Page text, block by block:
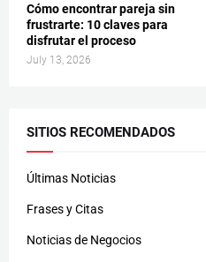
Cómo encontrar pareja sin
frustrarte: 10 claves para
disfrutar el proceso
July 13, 2026
SITIOS RECOMENDADOS
Últimas Noticias
Frases y Citas
Noticias de Negocios